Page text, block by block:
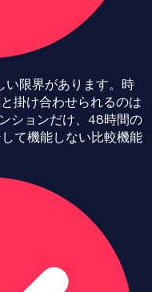
い限界があります。時
掛け合わせられるのは
ションだけ、48時間の
て機能しない比較機能